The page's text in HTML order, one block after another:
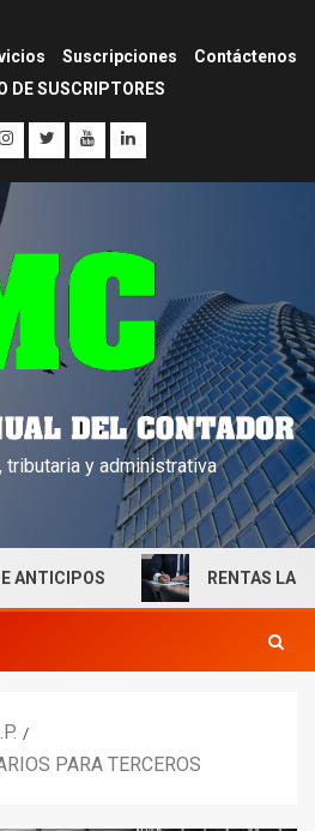
Suscripciones
Contáctenos
DE SUSCRIPTORES
tributaria y administrativa
RENTAS LABORALES
PARA TERCEROS